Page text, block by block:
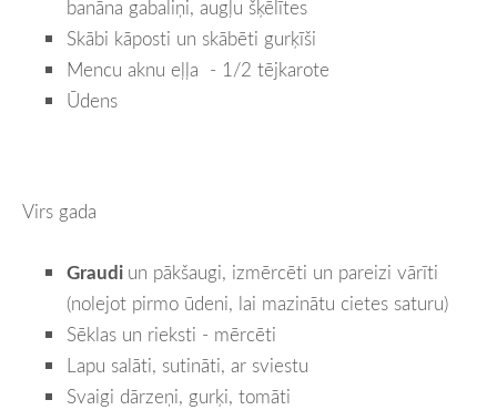
banāna gabaliņi, augļu šķēlītes
Skābi kāposti un skābēti gurķīši
Mencu aknu eļļa - 1/2 tējkarote
Ūdens
Virs gada
Graudi un pākšaugi, izmērcēti un pareizi vārīti
(nolejot pirmo ūdeni, lai mazinātu cietes saturu)
Sēklas un rieksti - mērcēti
Lapu salāti, sutināti, ar sviestu
Svaigi dārzeņi, gurķi, tomāti